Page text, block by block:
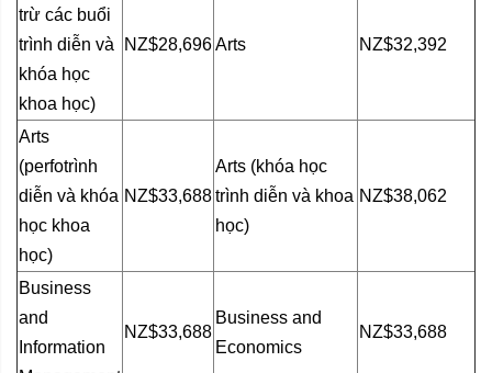
trừ các buổi
trình diễn và
khóa học
khoa học)
NZ$28,696Arts NZ$32,392
Arts
(perfotrình
diễn và khóa
học khoa
học)
NZ$33,688
Arts (khóa học
trình diễn và khoa
học)
NZ$38,062
Business
and
Information
NZ$33,688
Business and
Economics
NZ$33,688